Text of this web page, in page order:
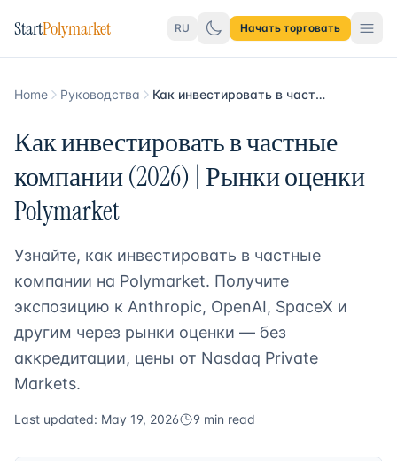
StartPolymarket RU Начать торговать
Home Руководства Как инвестировать в частные компании на Polymarket
Как инвестировать в частные
компании (2026) | Рынки оценки
Polymarket
Узнайте, как инвестировать в частные
компании на Polymarket. Получите
экспозицию к Anthropic, OpenAI, SpaceX и
другим через рынки оценки — без
аккредитации, цены от Nasdaq Private
Markets.
Last updated: May 19, 2026 9 min read